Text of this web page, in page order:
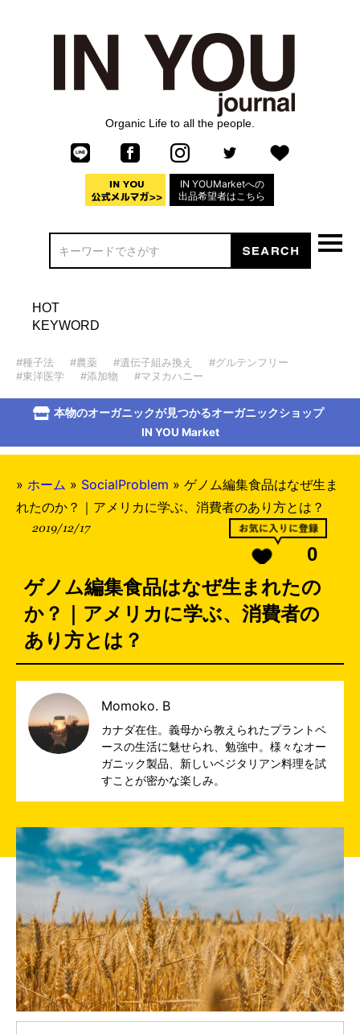
Organic Life to all the people.
IN YOUMarketへの
出品希望者はこちら
HOT
KEYWORD
#種子法 #農薬 #遺伝子組み換え
#グルテンフリー
#東洋医学
#添加物 #マヌカハニー
本物のオーガニックが見つかるオーガニックショップ
IN YOU Market
» ホーム » SocialProblem » ゲノム編集食品はなぜ生ま
れたのか？｜アメリカに学ぶ、消費者のあり方とは？
2019/12/17
0
ゲノム編集食品はなぜ生まれたの
か？｜アメリカに学ぶ、消費者の
あり方とは？
Momoko. B
カナダ在住。義母から教えられたプラントベ
ースの生活に魅せられ、勉強中。様々なオー
ガニック製品、新しいベジタリアン料理を試
すことが密かな楽しみ。